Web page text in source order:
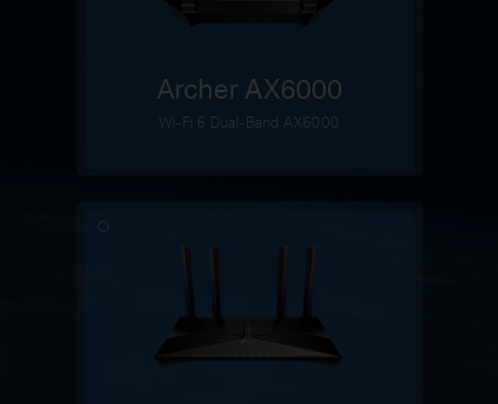
Archer AX6000
Wi-Fi 6 Dual-Band AX6000